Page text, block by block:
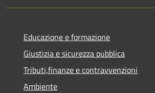
Educazione e formazione
Giustizia e sicurezza pubblica
Tributi,finanze e contravvenzioni
Ambiente